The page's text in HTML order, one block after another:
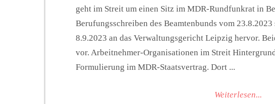
geht im Streit um einen Sitz im MDR-Rundfunkrat in
Berufungsschreiben des Beamtenbunds vom
8.9.2023 an das Verwaltungsgericht Leipzig hervor.
vor. Arbeitnehmer-Organisationen im Streit
Formulierung im MDR-Staatsvertrag. Dort ...
Weiterlesen...